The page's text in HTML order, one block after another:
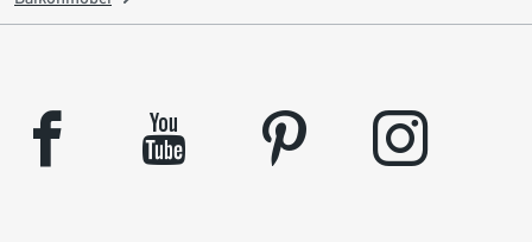
facebook youtube pinterest instagram